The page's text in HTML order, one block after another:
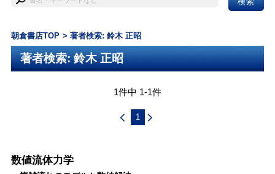
朝倉書店TOP 著者検索: 鈴木 正昭
著者検索: 鈴木 正昭
1件中 1-1件
1
数値流体力学